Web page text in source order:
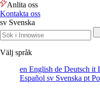
Anlita oss
Kontakta oss
sv Svenska
Välj språk
en English de Deutsch it
Español sv Svenska pt